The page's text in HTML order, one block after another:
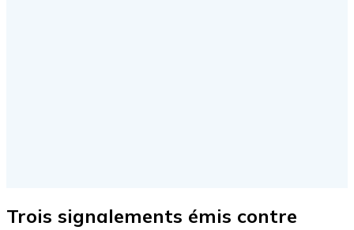
Trois signalements émis contre